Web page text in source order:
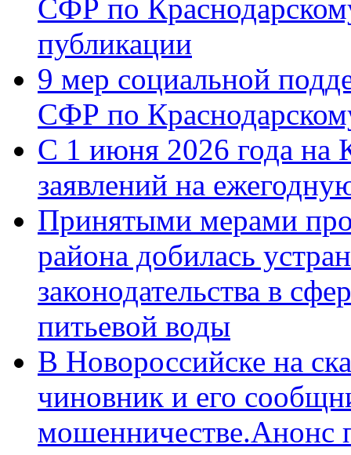
СФР по
публикации
9 мер социальной
СФР по
С 1 июня 2026 года на
заявлений на
Принятыми мерами
района добилась
законодательства в
питьевой воды
В Новороссийске на
чиновник и его
мошенничестве.Анонс